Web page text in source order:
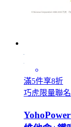
滿5件享8折
巧虎限量聯